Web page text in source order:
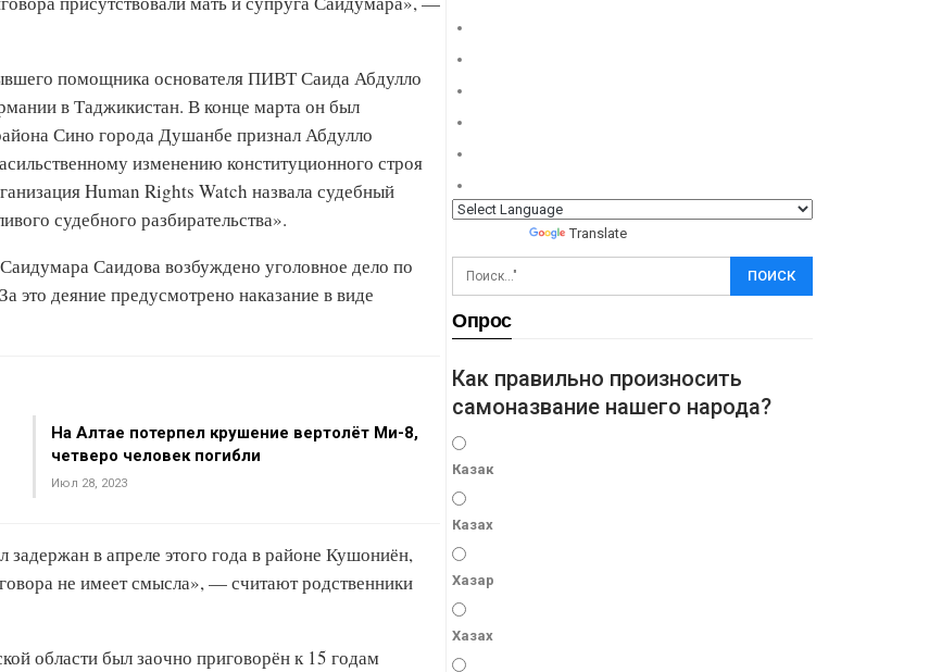
помощника основателя ПИВТ Саида Абдулло
в Таджикистан. В конце марта он был
Сино города Душанбе признал Абдулло
изменению конституционного строя
Human Rights Watch назвала судебный
судебного разбирательства».
Саидова возбуждено уголовное дело по
это деяние предусмотрено наказание в виде
На Алтае потерпел крушение вертолёт Ми-8,
четверо человек погибли
Июл 28, 2023
в апреле этого года в районе Кушониён,
не имеет смысла», — считают родственники
области был заочно приговорён к 15 годам
Translate
Опрос
Как правильно произносить
самоназвание нашего народа?
Казак
Казах
Хазар
Хазах